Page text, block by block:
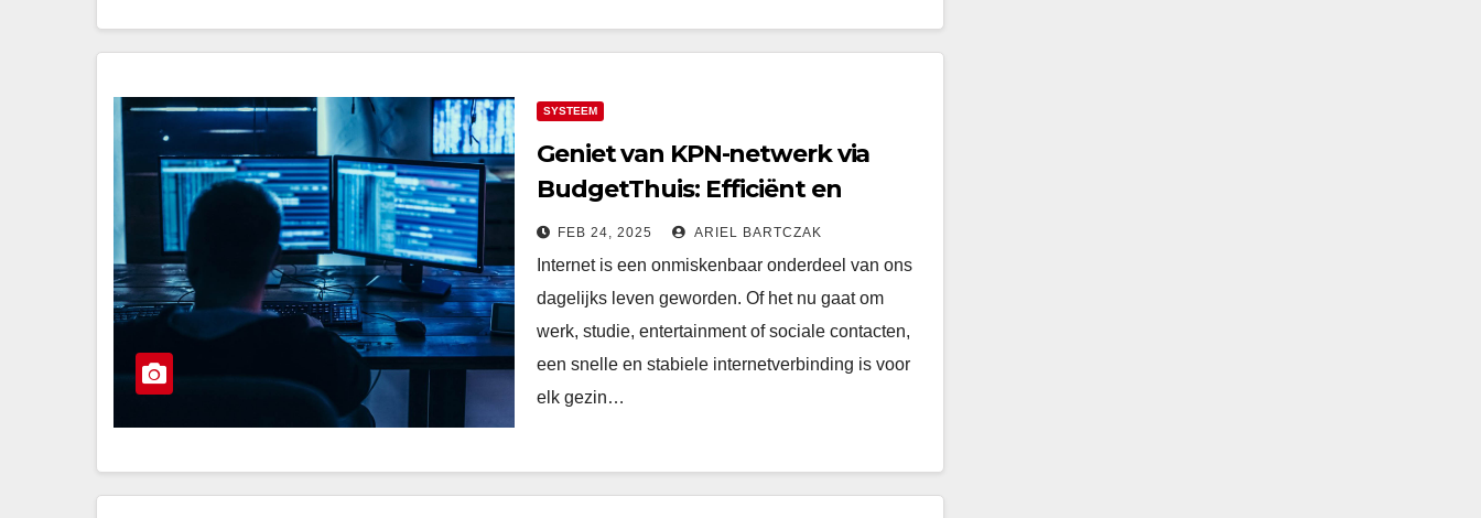
SYSTEEM
Geniet van KPN-netwerk via
BudgetThuis: Efficiënt en
goedkoop, tot 70% korting op
internet en gratis tv voor 6
maanden
FEB 24, 2025 ARIEL BARTCZAK
Internet is een onmiskenbaar onderdeel van ons
dagelijks leven geworden. Of het nu gaat om
werk, studie, entertainment of sociale contacten,
een snelle en stabiele internetverbinding is voor
elk gezin…